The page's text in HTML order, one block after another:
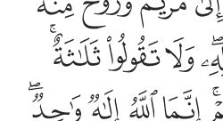
ﱠﱡﱢﱣ
ﱨﱩﱪﱫﱬ